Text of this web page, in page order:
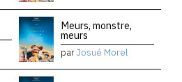
Meurs, monstre,
meurs
parJosué Morel